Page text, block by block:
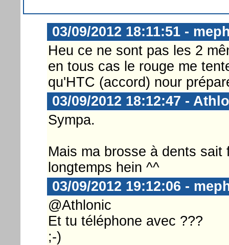
03/09/2012 18:11:51 -
Heu ce ne sont pas les 2
en tous cas le rouge me
qu'HTC (accord) nour
03/09/2012 18:12:47 -
Sympa.
Mais ma brosse à dents
longtemps hein ^^
03/09/2012 19:12:06 -
@Athlonic
Et tu téléphone avec ???
;-)